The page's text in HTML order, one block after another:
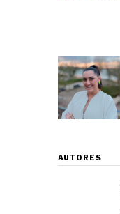
AUTORES